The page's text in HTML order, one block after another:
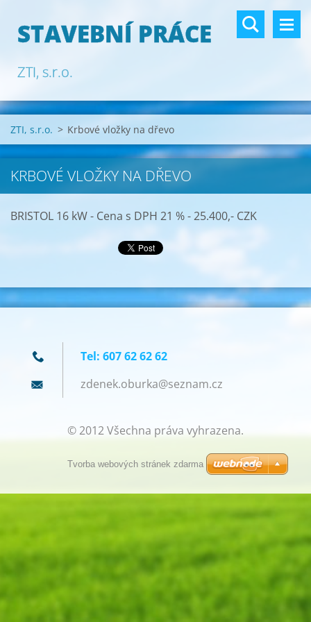
STAVEBNÍ PRÁCE
ZTI, s.r.o.
ZTI, s.r.o. > Krbové vložky na dřevo
KRBOVÉ VLOŽKY NA DŘEVO
BRISTOL 16 kW - Cena s DPH 21 % - 25.400,- CZK
Tel: 607 62 62 62
zdenek.oburka@seznam.cz
© 2012 Všechna práva vyhrazena.
Tvorba webových stránek zdarma